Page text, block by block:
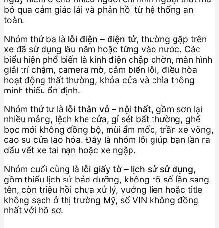
bỏ qua cảm giác lái và phản hồi từ hệ thống an
toàn.
Nhóm thứ ba là lỗi điện – điện tử, thường gặp trên
xe đã sử dụng lâu năm hoặc từng vào nước. Các
biểu hiện phổ biến là kính điện chập chờn, màn hình
giải trí chậm, camera mờ, cảm biến lỗi, điều hòa
hoạt động thất thường, khóa cửa và chìa thông
minh thiếu ổn định.
Nhóm thứ tư là lỗi thân vỏ – nội thất, gồm sơn lại
nhiều mảng, lệch khe cửa, gỉ sét bất thường, ghế
bọc mới không đồng bộ, mùi ẩm mốc, trần xe võng,
cao su cửa lão hóa. Đây là nhóm lỗi giúp bạn lần ra
dấu vết xe tai nạn hoặc xe ngập.
Nhóm cuối cùng là lỗi giấy tờ – lịch sử sử dụng,
gồm thiếu lịch sử bảo dưỡng, không rõ số lần sang
tên, còn triệu hồi chưa xử lý, vướng lien hoặc title
không sạch ở thị trường Mỹ, số VIN không đồng
nhất với hồ sơ.